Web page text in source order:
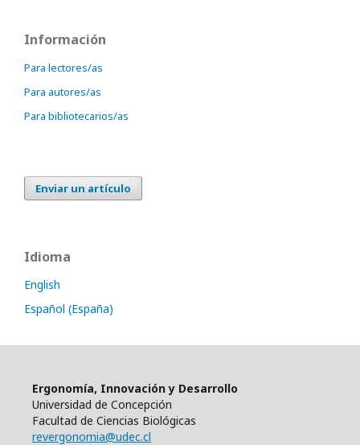
Información
Para lectores/as
Para autores/as
Para bibliotecarios/as
Enviar un artículo
Idioma
English
Español (España)
Ergonomía, Innovación y Desarrollo
Universidad de Concepción
Facultad de Ciencias Biológicas
revergonomia@udec.cl